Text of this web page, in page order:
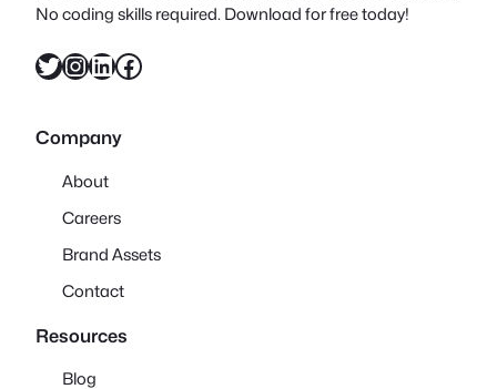
No coding skills required. Download for free today!
Twitter InstagramLinkedIn Facebook
Company
About
Careers
Brand Assets
Contact
Resources
Blog